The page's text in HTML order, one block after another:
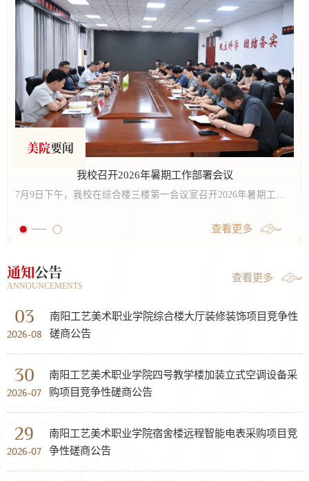
美院要闻
查看更多
我校召开2026年暑期工作部署会议
通知公告
ANNOUNCEMENTS
查看更多
03
2026-08
南阳工艺美术职业学院综合楼大厅装修装饰项目竞争性
磋商公告
30
2026-07
南阳工艺美术职业学院四号教学楼加装立式空调设备采
购项目竞争性磋商公告
29
2026-07
南阳工艺美术职业学院宿舍楼远程智能电表采购项目竞
争性磋商公告